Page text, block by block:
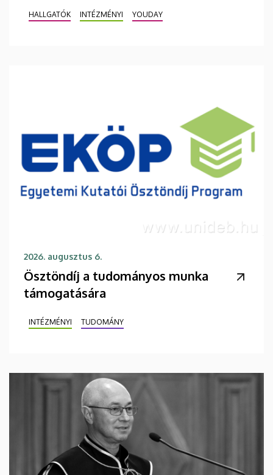
HALLGATÓK INTÉZMÉNYI YOUDAY
2026. augusztus 6.
Ösztöndíj a tudományos munka
támogatására
INTÉZMÉNYI TUDOMÁNY